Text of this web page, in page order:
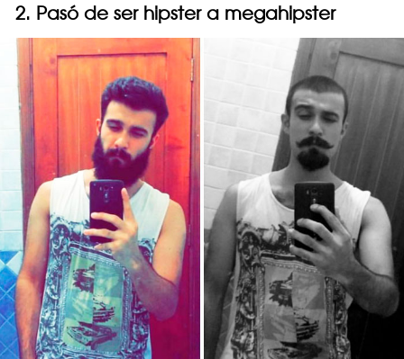
2. Pasó de ser hipster a megahipster